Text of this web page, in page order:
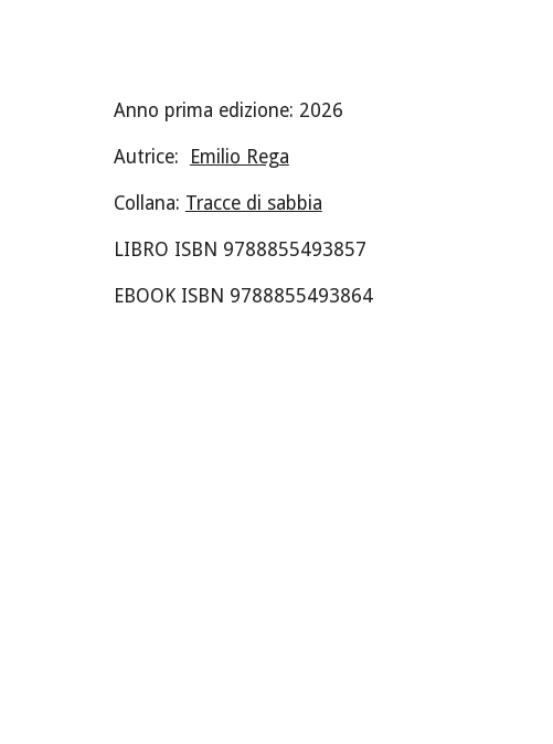
Anno prima edizione: 2026
Autrice: Emilio Rega
Collana: Tracce di sabbia
LIBRO ISBN 9788855493857
EBOOK ISBN 9788855493864